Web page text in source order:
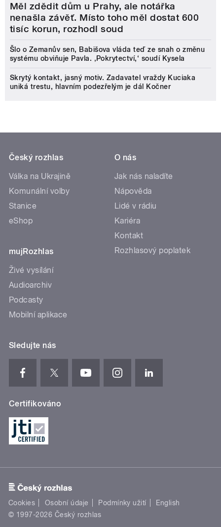
Měl zdědit dům u Prahy, ale notářka
nenašla závěť. Místo toho měl dostat 600
tisíc korun, rozhodl soud
Šlo o Zemanův sen, Babišova vláda teď ze snah o změnu
systému obviňuje Pavla. ‚Pokrytectví,‘ soudí Kysela
Skrytý kontakt, jasný motiv. Zadavatel vraždy Kuciaka
uniká trestu, hlavním podezřelým je dál Kočner
Český rozhlas
Válka na Ukrajině
Komunální volby
Stanice
eShop
mujRozhlas
Živé vysílání
Audioarchiv
Podcasty
Mobilní aplikace
O nás
Jak nás naladíte
Nápověda
Lidé v rádiu
Kariéra
Kontakt
Rozhlasový poplatek
Sledujte nás
Certifikováno
Cookies Osobní údaje Podmínky užití
English
© 1997-2026 Český rozhlas